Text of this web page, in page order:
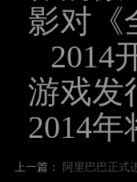
影对《
2014
游戏发
2014
上一篇： 阿里巴巴正式